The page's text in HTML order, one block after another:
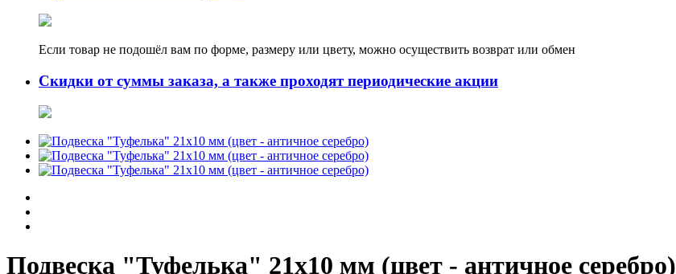
Если товар не подошёл вам по форме, размеру или цвету, можно осуществить возврат или обмен
Скидки от суммы заказа, а также проходят периодические акции
Подвеска "Туфелька" 21х10 мм (цвет - античное серебро)